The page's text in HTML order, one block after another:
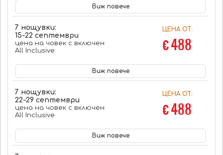
Виж повече
7 нощувки:
15-22 септември
цена на човек с включен
All Inclusive
ЦЕНА ОТ:
€ 488
Виж повече
7 нощувки:
22-29 септември
цена на човек с включен
All Inclusive
ЦЕНА ОТ:
€ 488
Виж повече